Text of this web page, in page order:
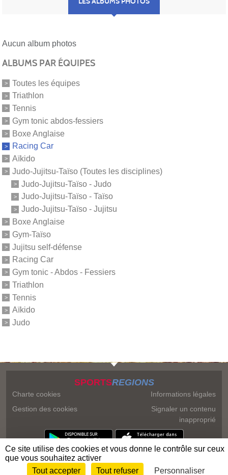
Aucun album photos
ALBUMS PAR ÉQUIPES
Toutes les équipes
Triathlon
Tennis
Gym tonic abdos-fessiers
Boxe Anglaise
Racing Car
Aïkido
Judo-Jujitsu-Taïso (Toutes les disciplines)
Judo-Jujitsu-Taïso - Judo
Judo-Jujitsu-Taïso - Taïso
Judo-Jujitsu-Taïso - Jujitsu
Boxe Anglaise
Gym-Taïso
Jujitsu self-défense
Racing Car
Gym tonic - Abdos - Fessiers
Triathlon
Tennis
Aïkido
Judo
SPORTSREGIONS
Charte cookies
Gestion des cookies
Informations légales
Signaler un contenu
inapproprié
Envie de participer ? Connexion
Ce site utilise des cookies et vous donne le contrôle sur ceux
que vous souhaitez activer
Tout accepter
Tout refuser Personnaliser